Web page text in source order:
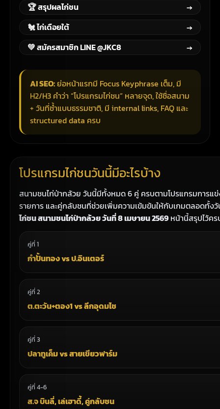
🏆 สรุปผลไก่ชน
→
🐔 ไก่เดือยใต้
→
💚 สมัครสมาชิก LINE @JKC8
→
AI SEO:ย่อหน้าแรกมี Focus Keyphrase เต็ม, มี
H2/H3 คำว่า “โปรแกรมไก่ชน” หลายจุด, ใช้ชื่อสนาม
+ วันที่ซ้ำแบบธรรมชาติ, มี internal links, FAQ และ
structured data ครบ
โปรแกรมไก่ชนวันนี้มีอะไรบ้าง
สนามชนไก่ป่ากล้วย วันนี้มีทั้งหมด 6 คู่ ครบตามโปรแกรมการแ
รายการ และคู่กลับชนที่ช่วยเพิ่มความเข้มข้นให้กับเกมตลอดทั้ง
ไก่ชน สนามชนไก่ป่ากล้วย วันที่ 8 เมษายน 2569 หน้านี้สรุปไว้ค
คู่ที่ 1
กำปั้นทอง vs ป.อินเตอร์
คู่ที่ 2
ต.ตะวัน+ตอง1 vs ลีกอุดมไช
คู่ที่ 3
ปลาทูเค็ม vs สายเขียวฟาร์ม
คู่ที่ 4-6
ส.จ บินลี่, เล่เฮาดี้, คู่กลับชน